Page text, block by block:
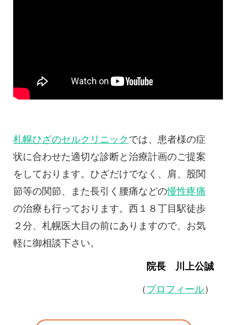
札幌ひざのセルクリニックでは、患者様の症
状に合わせた適切な診断と治療計画のご提案
をしております。ひざだけでなく、肩、股関
節等の関節、また長引く腰痛などの慢性疼痛
の治療も行っております。西１８丁目駅徒歩
２分、札幌医大目の前にありますので、お気
軽に御相談下さい。
院長 川上公誠
（プロフィール）